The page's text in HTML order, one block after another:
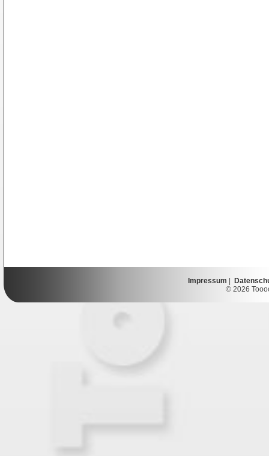
Impressum
© 2026